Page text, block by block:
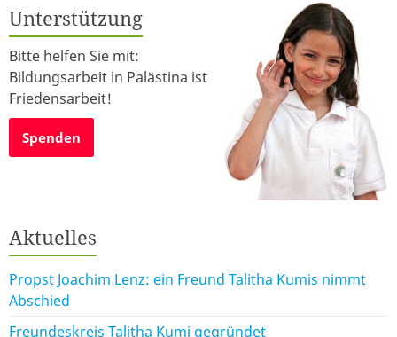
Unterstützung
Bitte helfen Sie mit:
Bildungsarbeit in Palästina ist
Friedensarbeit!
Spenden
Aktuelles
Propst Joachim Lenz: ein Freund Talitha Kumis nimmt
Abschied
Freundeskreis Talitha Kumi gegründet